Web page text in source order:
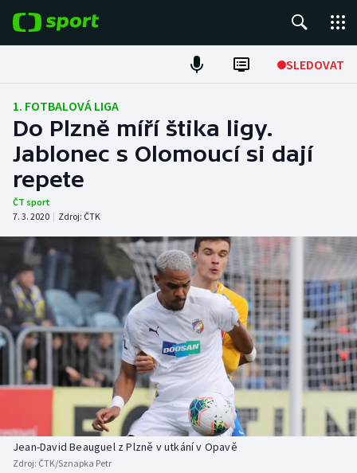
SLEDOVAT
Fotbal
Hokej
Tenis
Atletika
Cyklistika
DALŠÍ SPORTY
Americký fotbal
Baseball a softbal
Basketbal
Biatlon
NEPŘEHLÉDNĚTE
Soutěže
Historické návraty
Aplikace ČT sport
1. FOTBALOVÁ LIGA
Do Plzně míří štika ligy.
Jablonec s Olomoucí si dají
repete
ČT sport
7. 3. 2020 | Zdroj: ČTK
Jean-David Beauguel z Plzně v utkání v Opavě
Zdroj: ČTK/Sznapka Petr